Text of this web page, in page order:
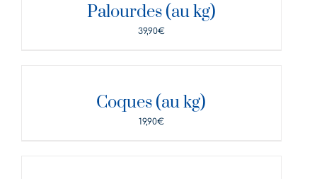
Palourdes (au kg)
39,90€
Coques (au kg)
19,90€